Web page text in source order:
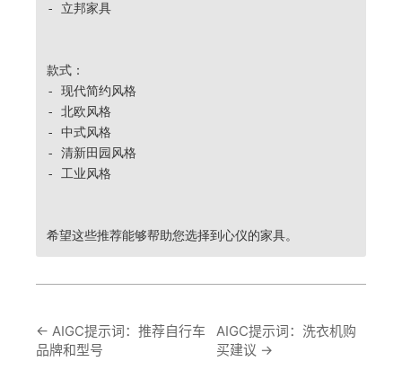
- 立邦家具
款式：
- 现代简约风格
- 北欧风格
- 中式风格
- 清新田园风格
- 工业风格
希望这些推荐能够帮助您选择到心仪的家具。
← AIGC提示词：推荐自行车
品牌和型号
AIGC提示词：洗衣机购
买建议 →